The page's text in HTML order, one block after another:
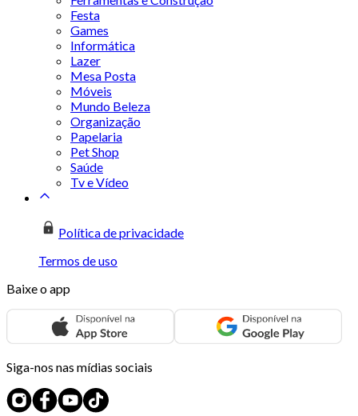
Festa
Games
Informática
Lazer
Mesa Posta
Móveis
Mundo Beleza
Organização
Papelaria
Pet Shop
Saúde
Tv e Vídeo
Política de privacidade
Termos de uso
Baixe o app
Siga-nos nas mídias sociais